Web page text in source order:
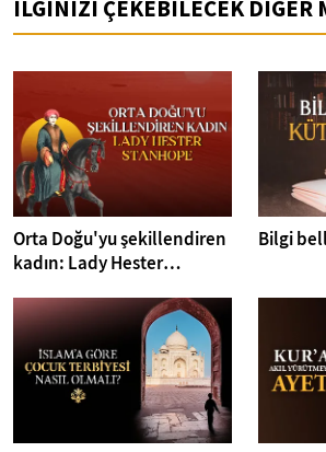
İLGİNİZİ ÇEKEBİLECEK DİĞER
Orta Doğu'yu şekillendiren
kadın: Lady Hester
Bilgi